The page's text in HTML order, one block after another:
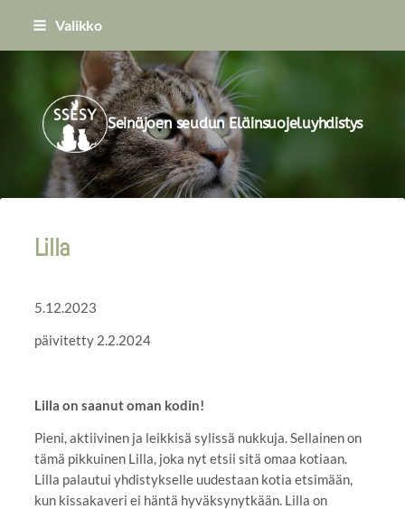
Siirry
Valikko
Seinäjoen seudun Eläinsuojeluyhdistys
Lilla
5.12.2023
päivitetty 2.2.2024
Lilla on saanut oman kodin!
Pieni, aktiivinen ja leikkisä sylissä nukkuja. Sellainen on
tämä pikkuinen Lilla, joka nyt etsii sitä omaa kotiaan.
Lilla palautui yhdistykselle uudestaan kotia etsimään,
kun kissakaveri ei häntä hyväksynytkään. Lilla on